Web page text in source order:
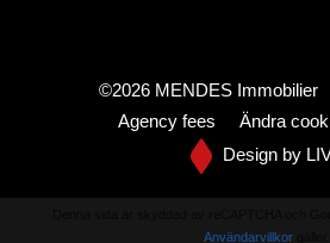
©2026 MENDES Immobilier
Agency fees
Ändra
Design by
Användarvillkor